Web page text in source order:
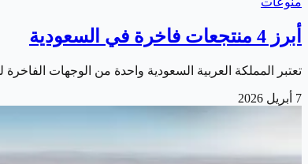
أبرز 4 منتجعات فاخرة في السعودية
تعتبر المملكة العربية السعودية واحدة من الوجهات
7 أبريل 2026